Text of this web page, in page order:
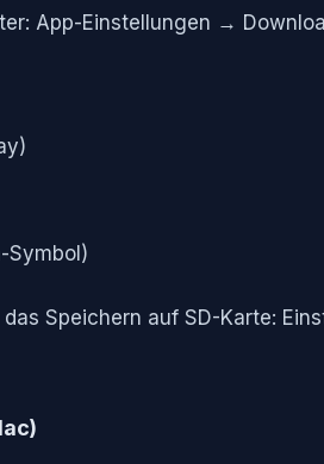
App-Einstellungen →
Symbol)
Speichern auf SD-Karte: